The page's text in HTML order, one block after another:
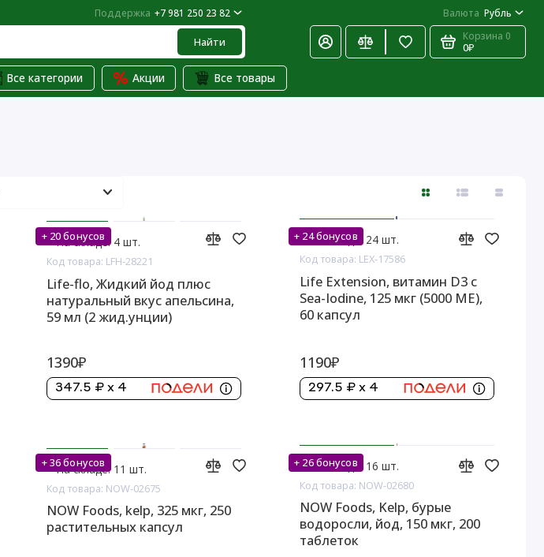
Поддержка +7 981 250 23 82 Валюта Рубль
Найти Корзина 0
0₽
Все категории Акции Все товары
+ 20 бонусов
На складе: 4 шт.
Код товара: LFH-28221
Life-flo, Жидкий йод плюс
натуральный вкус апельсина,
59 мл (2 жид.унции)
1390₽
347.5 ₽ x 4
+ 24 бонусов
На складе: 24 шт.
Код товара: LEX-17586
Life Extension, витамин D3 с
Sea-Iodine, 125 мкг (5000 МЕ),
60 капсул
1190₽
297.5 ₽ x 4
+ 36 бонусов
На складе: 11 шт.
Код товара: NOW-02675
NOW Foods, kelp, 325 мкг, 250
растительных капсул
+ 26 бонусов
На складе: 16 шт.
Код товара: NOW-02680
NOW Foods, Kelp, бурые
водоросли, йод, 150 мкг, 200
таблеток